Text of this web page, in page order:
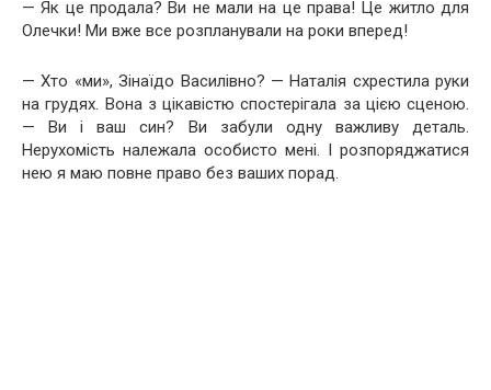
— Як це продала? Ви не мали на це права! Це житло для
Олечки! Ми вже все розпланували на роки вперед!
— Хто «ми», Зінаїдо Василівно? — Наталія схрестила руки
на грудях. Вона з цікавістю спостерігала за цією сценою.
— Ви і ваш син? Ви забули одну важливу деталь.
Нерухомість належала особисто мені. І розпоряджатися
нею я маю повне право без ваших порад.